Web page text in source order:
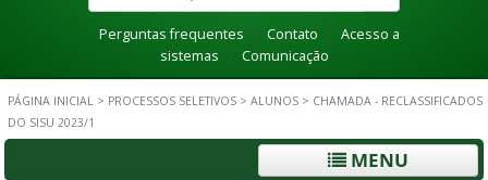
Perguntas frequentes Contato
Acesso a
sistemas
Comunicação
PÁGINA INICIAL > PROCESSOS SELETIVOS > ALUNOS > CHAMADA - RECLASSIFICADOS
DO SISU 2023/1
MENU